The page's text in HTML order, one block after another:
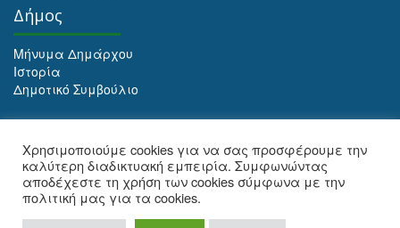
Δήμος
Μήνυμα Δημάρχου
Ιστορία
Δημοτικό Συμβούλιο
Αρχειοθέτηση
Χρησιμοποιούμε cookies για να σας προσφέρουμε την
καλύτερη διαδικτυακή εμπειρία. Συμφωνώντας
αποδέχεστε τη χρήση των cookies σύμφωνα με την
πολιτική μας για τα cookies.